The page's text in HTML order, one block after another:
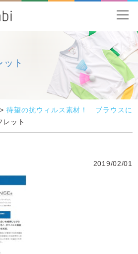
ト
> 待望の抗ウィルス素材！ ブラウスに
レット
2019/02/01